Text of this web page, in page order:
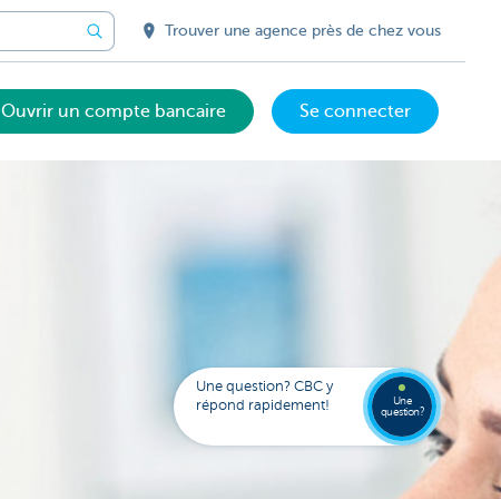
Trouver une agence près de chez vous
Ouvrir un compte bancaire Se connecter
Une question? CBC y
répond rapidement!
Une
question?
Votre
Kate
une
agence